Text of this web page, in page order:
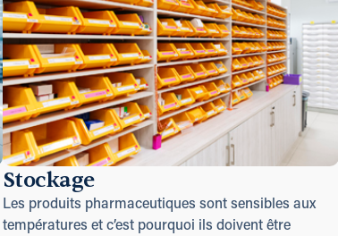
Stockage
Les produits pharmaceutiques sont sensibles aux
températures et c’est pourquoi ils doivent être